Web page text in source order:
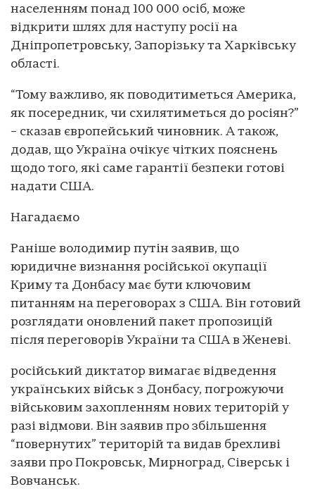
населенням понад 100 000 осіб, може
відкрити шлях для наступу росії на
Дніпропетровську, Запорізьку та Харківську
області.
“Тому важливо, як поводитиметься Америка,
як посередник, чи схилятиметься до росіян?”
– сказав європейський чиновник. А також,
додав, що Україна очікує чітких пояснень
щодо того, які саме гарантії безпеки готові
надати США.
Нагадаємо
Раніше володимир путін заявив, що
юридичне визнання російської окупації
Криму та Донбасу має бути ключовим
питанням на переговорах з США. Він готовий
розглядати оновлений пакет пропозицій
після переговорів України та США в Женеві.
російський диктатор вимагає відведення
українських військ з Донбасу, погрожуючи
військовим захопленням нових територій у
разі відмови. Він заявив про збільшення
“повернутих” територій та видав брехливі
заяви про Покровськ, Мирноград, Сіверськ і
Вовчанськ.